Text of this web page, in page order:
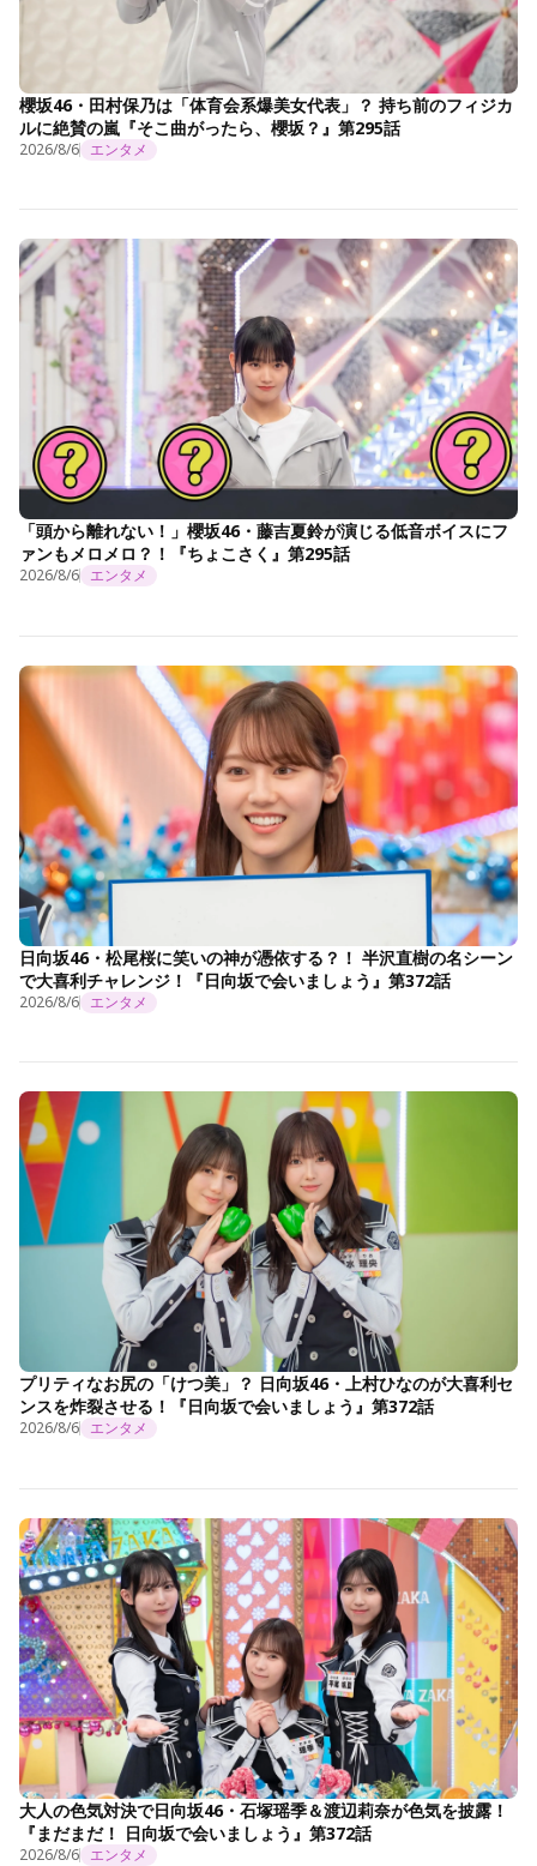
櫻坂46・田村保乃は「体育会系爆美女代表」？ 持ち前のフィジカ
ルに絶賛の嵐『そこ曲がったら、櫻坂？』第295話
2026/8/6 エンタメ
「頭から離れない！」櫻坂46・藤吉夏鈴が演じる低音ボイスにフ
ァンもメロメロ？！『ちょこさく』第295話
2026/8/6 エンタメ
日向坂46・松尾桜に笑いの神が憑依する？！ 半沢直樹の名シーン
で大喜利チャレンジ！『日向坂で会いましょう』第372話
2026/8/6 エンタメ
プリティなお尻の「けつ美」？ 日向坂46・上村ひなのが大喜利セ
ンスを炸裂させる！『日向坂で会いましょう』第372話
2026/8/6 エンタメ
大人の色気対決で日向坂46・石塚瑶季＆渡辺莉奈が色気を披露！
『まだまだ！ 日向坂で会いましょう』第372話
2026/8/6 エンタメ